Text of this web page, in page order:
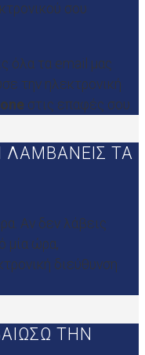
σου
όλα τα email μας
την ηλεκτρονική
στις επαφές σου.
ΤΑ
Αν δεν λάβεις
μία ώρα,
διεύθυνση
ΤΗΝ